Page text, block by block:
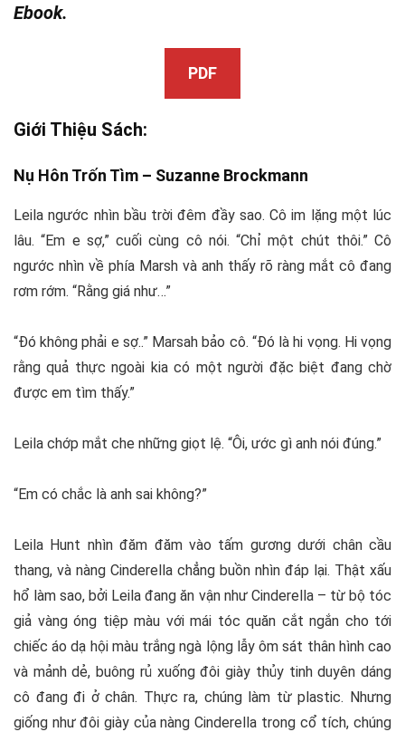
Ebook.
PDF
Giới Thiệu Sách:
Nụ Hôn Trốn Tìm – Suzanne Brockmann
Leila ngước nhìn bầu trời đêm đầy sao. Cô im lặng một lúc
lâu. “Em e sợ,” cuối cùng cô nói. “Chỉ một chút thôi.” Cô
ngước nhìn về phía Marsh và anh thấy rõ ràng mắt cô đang
rơm rớm. “Rằng giá như…”
“Đó không phải e sợ..” Marsah bảo cô. “Đó là hi vọng. Hi vọng
rằng quả thực ngoài kia có một người đặc biệt đang chờ
được em tìm thấy.”
Leila chớp mắt che những giọt lệ. “Ôi, ước gì anh nói đúng.”
“Em có chắc là anh sai không?”
Leila Hunt nhìn đăm đăm vào tấm gương dưới chân cầu
thang, và nàng Cinderella chẳng buồn nhìn đáp lại. Thật xấu
hổ làm sao, bởi Leila đang ăn vận như Cinderella – từ bộ tóc
giả vàng óng tiệp màu với mái tóc quăn cắt ngắn cho tới
chiếc áo dạ hội màu trắng ngà lộng lẫy ôm sát thân hình cao
và mảnh dẻ, buông rủ xuống đôi giày thủy tinh duyên dáng
cô đang đi ở chân. Thực ra, chúng làm từ plastic. Nhưng
giống như đôi giày của nàng Cinderella trong cổ tích, chúng